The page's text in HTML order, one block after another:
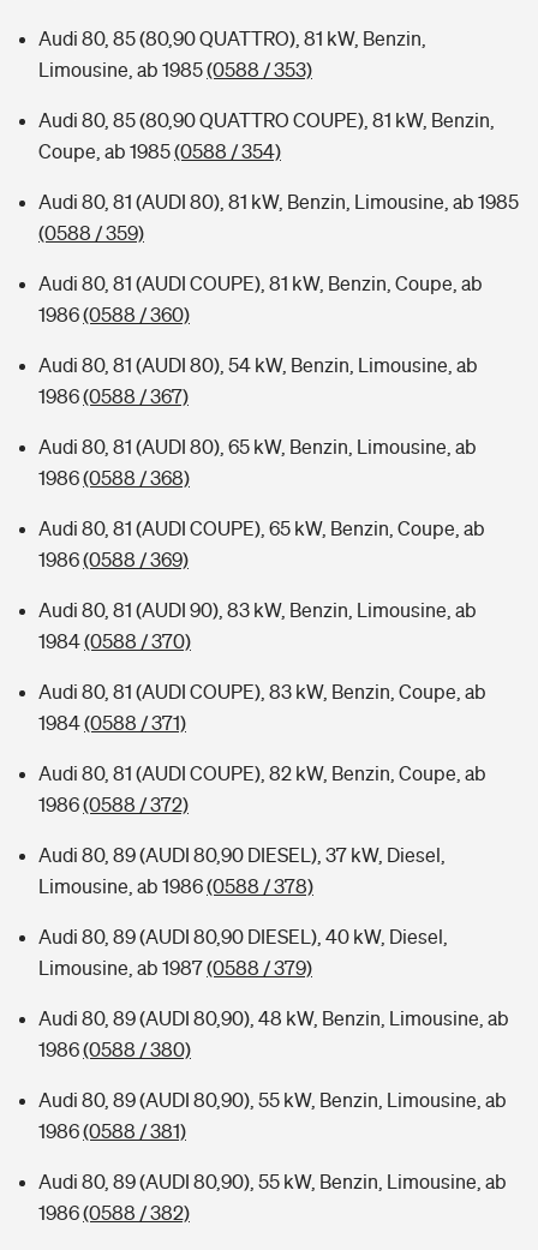
Audi 80, 85 (80,90 QUATTRO), 81 kW, Benzin,
Limousine, ab 1985(0588 / 353)
Audi 80, 85 (80,90 QUATTRO COUPE), 81 kW, Benzin,
Coupe, ab 1985(0588 / 354)
Audi 80, 81 (AUDI 80), 81 kW, Benzin, Limousine, ab 1985
(0588 / 359)
Audi 80, 81 (AUDI COUPE), 81 kW, Benzin, Coupe, ab
1986(0588 / 360)
Audi 80, 81 (AUDI 80), 54 kW, Benzin, Limousine, ab
1986(0588 / 367)
Audi 80, 81 (AUDI 80), 65 kW, Benzin, Limousine, ab
1986(0588 / 368)
Audi 80, 81 (AUDI COUPE), 65 kW, Benzin, Coupe, ab
1986(0588 / 369)
Audi 80, 81 (AUDI 90), 83 kW, Benzin, Limousine, ab
1984(0588 / 370)
Audi 80, 81 (AUDI COUPE), 83 kW, Benzin, Coupe, ab
1984(0588 / 371)
Audi 80, 81 (AUDI COUPE), 82 kW, Benzin, Coupe, ab
1986(0588 / 372)
Audi 80, 89 (AUDI 80,90 DIESEL), 37 kW, Diesel,
Limousine, ab 1986(0588 / 378)
Audi 80, 89 (AUDI 80,90 DIESEL), 40 kW, Diesel,
Limousine, ab 1987(0588 / 379)
Audi 80, 89 (AUDI 80,90), 48 kW, Benzin, Limousine, ab
1986(0588 / 380)
Audi 80, 89 (AUDI 80,90), 55 kW, Benzin, Limousine, ab
1986(0588 / 381)
Audi 80, 89 (AUDI 80,90), 55 kW, Benzin, Limousine, ab
1986(0588 / 382)